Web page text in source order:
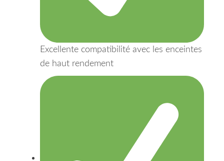
Excellente compatibilité avec les enceintes
de haut rendement